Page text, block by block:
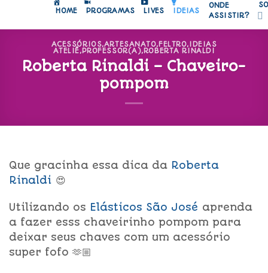
HOME PROGRAMAS LIVES IDEIAS
ONDE
ASSISTIR?
ACESSÓRIOS,ARTESANATO,FELTRO, IDEIAS
ATELIÊ, PROFESSOR(A),ROBERTA RINALDI
Roberta Rinaldi – Chaveiro-
pompom
Que gracinha essa dica da Roberta
Rinaldi 😍
Utilizando os Elásticos São José aprenda
a fazer esss chaveirinho pompom para
deixar seus chaves com um acessório
super fofo 🫶🏼